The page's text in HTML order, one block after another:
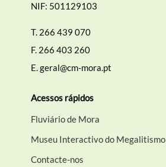
NIF: 501129103
T. 266 439 070
F. 266 403 260
E.geral@cm-mora.pt
Acessos rápidos
Fluviário de Mora
Museu Interactivo do Megalitismo
Contacte-nos